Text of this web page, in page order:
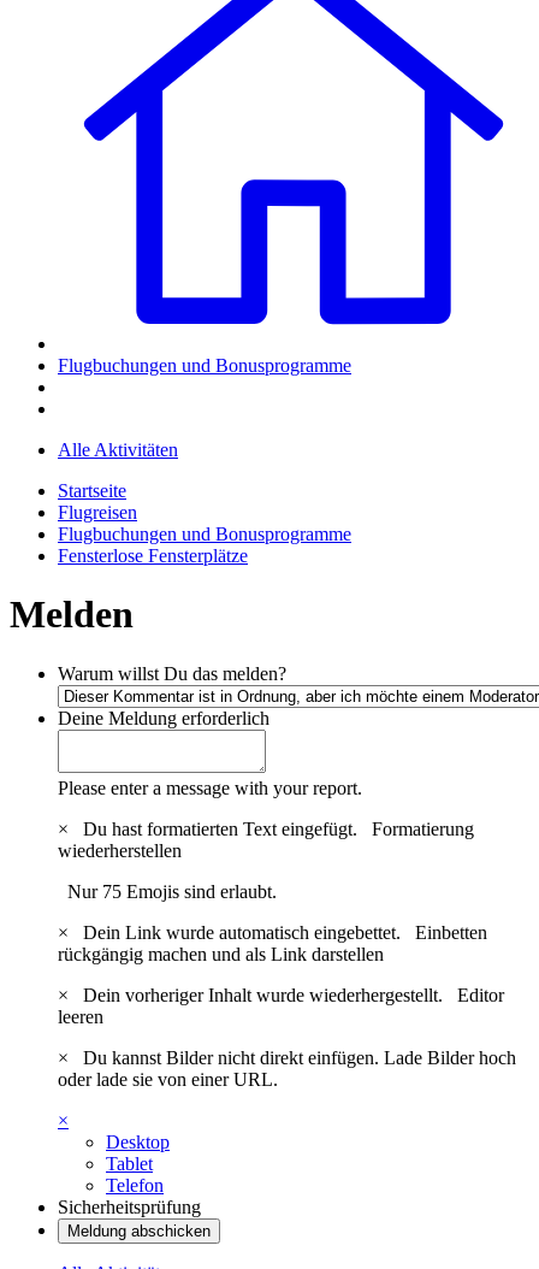
Flugbuchungen und Bonusprogramme
Alle Aktivitäten
Startseite
Flugreisen
Flugbuchungen und Bonusprogramme
Fensterlose Fensterplätze
Melden
Warum willst Du das melden?
Deine Meldung erforderlich
Please enter a message with your report.
×
Du hast formatierten Text eingefügt. Formatierung
wiederherstellen
Nur 75 Emojis sind erlaubt.
×
Dein Link wurde automatisch eingebettet. Einbetten
rückgängig machen und als Link darstellen
×
Dein vorheriger Inhalt wurde wiederhergestellt. Editor
leeren
×
Du kannst Bilder nicht direkt einfügen. Lade Bilder hoch
oder lade sie von einer URL.
×
Desktop
Tablet
Telefon
Sicherheitsprüfung
Meldung abschicken